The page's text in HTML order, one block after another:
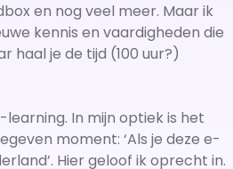
en nog veel meer. Maar ik
kennis en vaardigheden die
haal je de tijd (100 uur?)
In mijn optiek is het
moment: ‘Als je deze e-
Hier geloof ik oprecht in.